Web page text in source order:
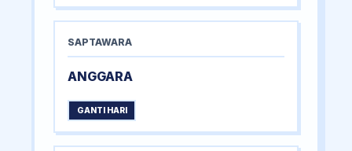
SAPTAWARA
ANGGARA
GANTI HARI